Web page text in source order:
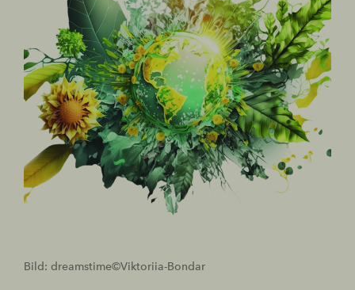
Bild: dreamstime©Viktoriia-Bondar